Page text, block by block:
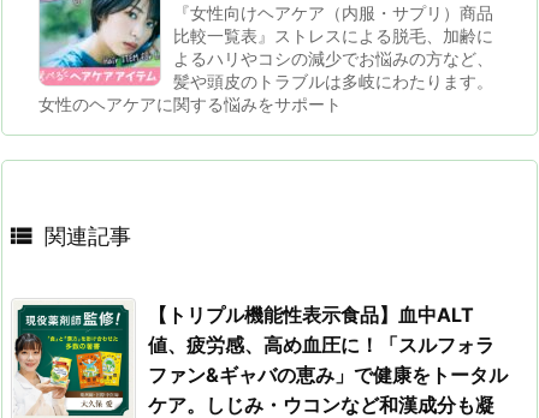
『女性向けヘアケア（内服・サプリ）商品
比較一覧表』ストレスによる脱毛、加齢に
よるハリやコシの減少でお悩みの方など、
髪や頭皮のトラブルは多岐にわたります。
女性のヘアケアに関する悩みをサポート
 関連記事
【トリプル機能性表示食品】血中ALT
値、疲労感、高め血圧に！「スルフォラ
ファン&ギャバの恵み」で健康をトータル
ケア。しじみ・ウコンなど和漢成分も凝